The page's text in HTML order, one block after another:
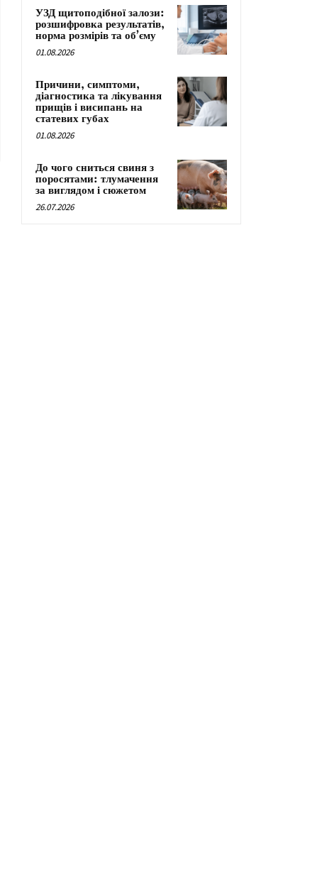
УЗД щитоподібної залози:
розшифровка результатів,
норма розмірів та об’єму
01.08.2026
Причини, симптоми,
діагностика та лікування
прищів і висипань на
статевих губах
01.08.2026
До чого сниться свиня з
поросятами: тлумачення
за виглядом і сюжетом
26.07.2026